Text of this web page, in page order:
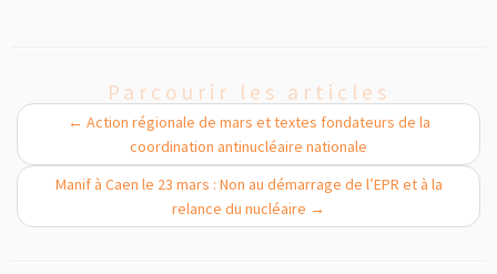
Parcourir les articles
← Action régionale de mars et textes fondateurs de la
coordination antinucléaire nationale
Manif à Caen le 23 mars : Non au démarrage de l’EPR et à la
relance du nucléaire →